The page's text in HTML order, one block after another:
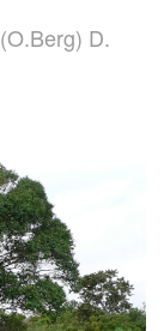
(O.Berg) D.